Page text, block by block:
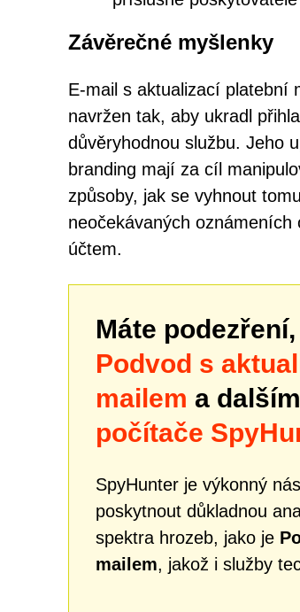
Závěrečné myšlenky
E-mail s aktualizací platební
navržen tak, aby ukradl
důvěryhodnou službu. Jeho
branding mají za cíl
způsoby, jak se vyhnout
neočekávaných
účtem.
Máte
Podvod s
mailem a
počítače
SpyHunter je výkonný
poskytnout důkladnou
spektra hrozeb, jako je
mailem, jakož i služby